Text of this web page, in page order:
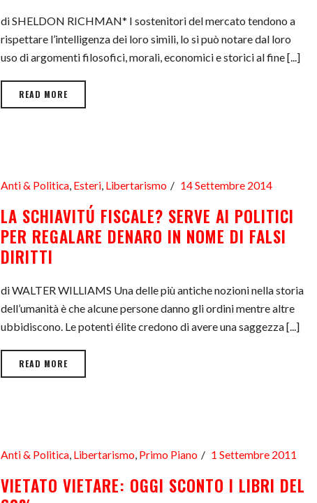
di SHELDON RICHMAN* I sostenitori del mercato tendono a
rispettare l’intelligenza dei loro simili, lo si può notare dal loro
uso di argomenti filosofici, morali, economici e storici al fine [...]
READ MORE
Anti & Politica, Esteri, Libertarismo 14 Settembre 2014
LA SCHIAVITÚ FISCALE? SERVE AI POLITICI
PER REGALARE DENARO IN NOME DI FALSI
DIRITTI
di WALTER WILLIAMS Una delle più antiche nozioni nella storia
dell’umanità è che alcune persone danno gli ordini mentre altre
ubbidiscono. Le potenti élite credono di avere una saggezza [...]
READ MORE
Anti & Politica, Libertarismo, Primo Piano 1 Settembre 2011
VIETATO VIETARE: OGGI SCONTO I LIBRI DEL